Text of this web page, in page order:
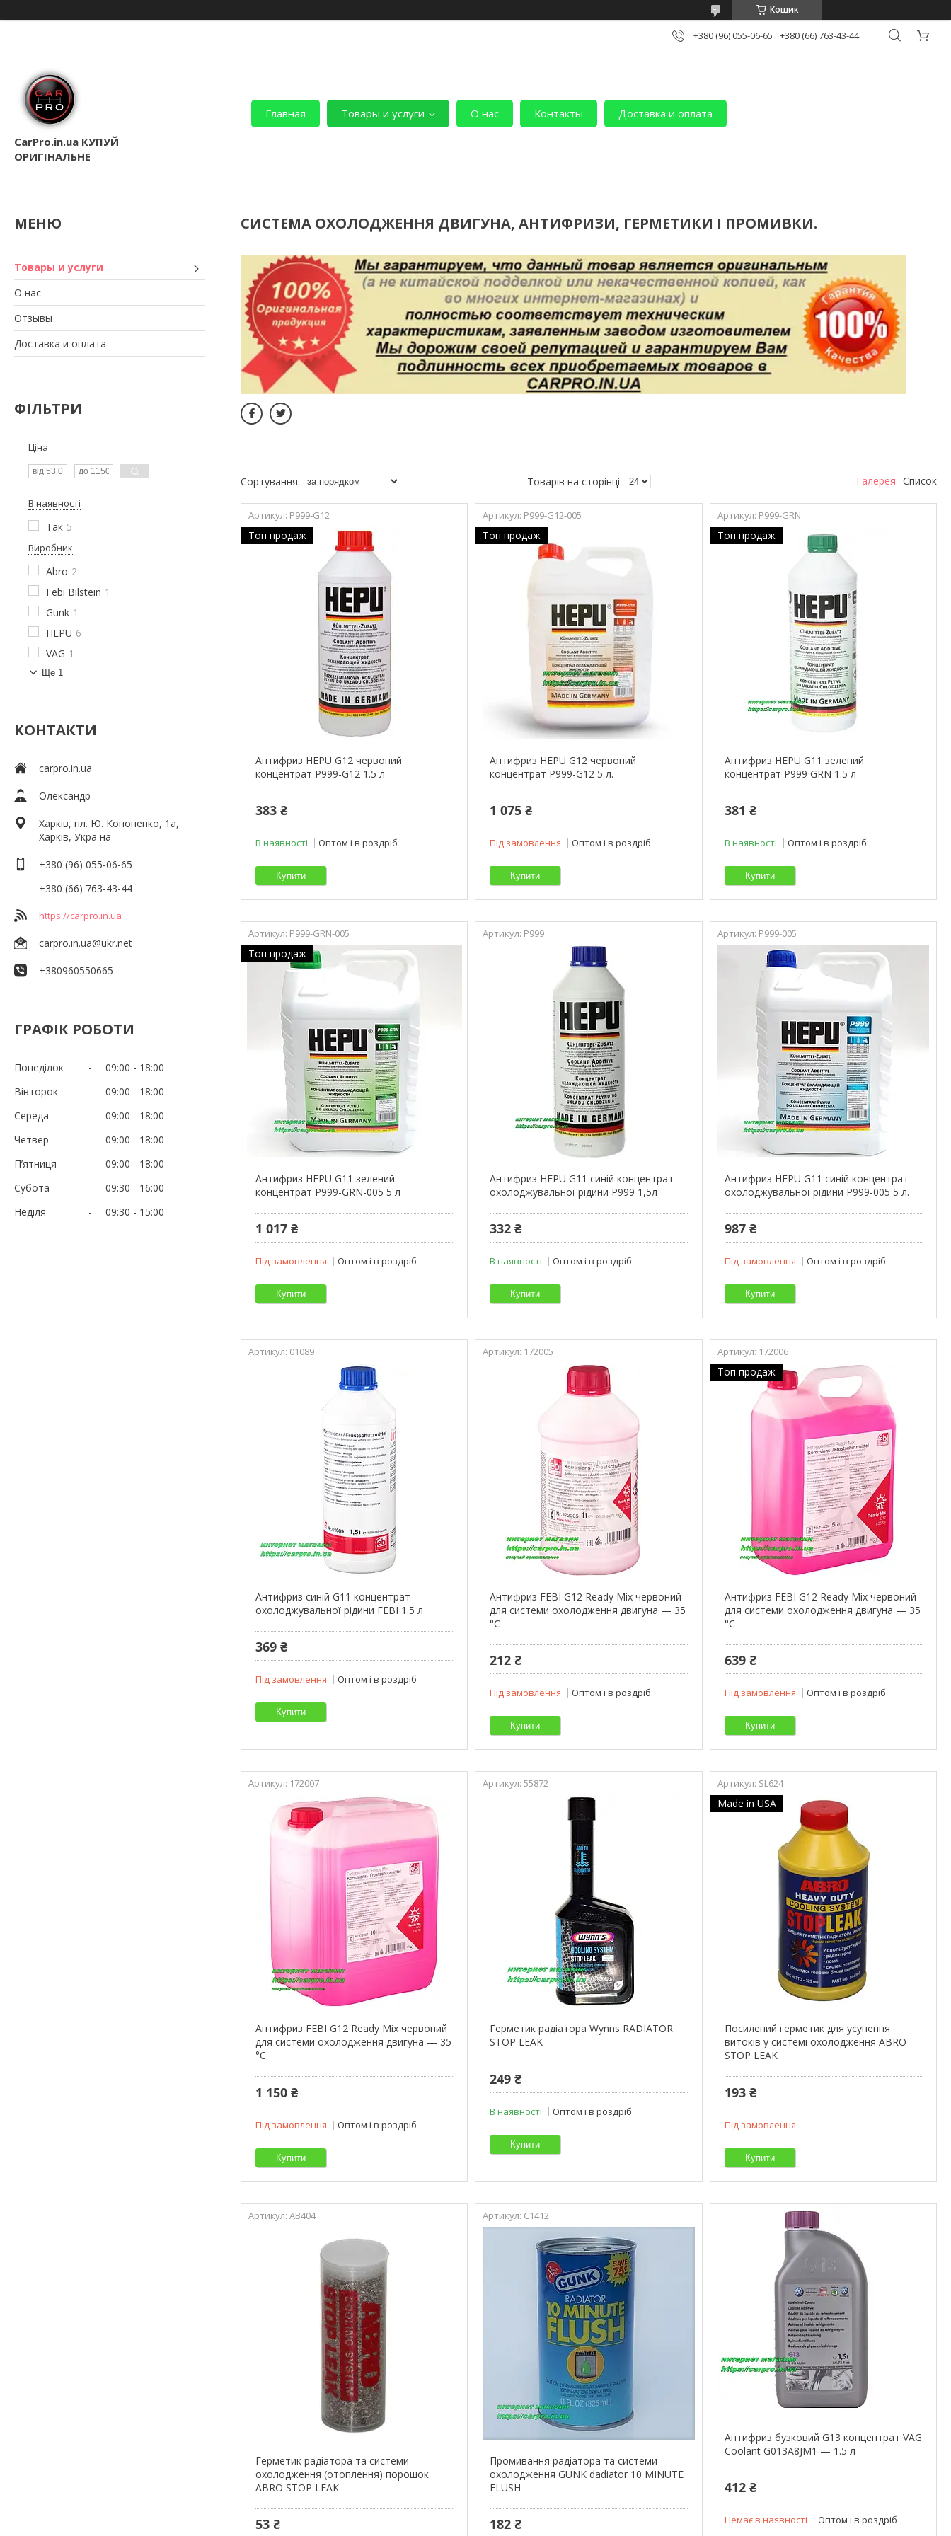
Кошик
+380 (96) 055-06-65 +380 (66) 763-43-44
CarPro.in.ua КУПУЙ
ОРИГІНАЛЬНЕ
Главная Товары и услуги О нас Контакты Доставка и оплата
Товары и услуги
О нас
Отзывы
Доставка и оплата
ФІЛЬТРИ
Ціна
В наявності
Так 5
Виробник
Abro 2
Febi Bilstein 1
Gunk 1
HEPU 6
VAG 1
Ще 1
КОНТАКТИ
carpro.in.ua
Олександр
Харків, пл. Ю. Кононенко, 1а,
Харків, Україна
+380 (96) 055-06-65
+380 (66) 763-43-44
https://carpro.in.ua
carpro.in.ua@ukr.net
+380960550665
ГРАФІК РОБОТИ
Понеділок 09:00
18:00
Вівторок
09:00
18:00
Середа
09:00
18:00
Четвер
09:00
18:00
Пʼятниця
09:00
18:00
Субота
09:30
16:00
Неділя
09:30 15:00
СИСТЕМА ОХОЛОДЖЕННЯ ДВИГУНА, АНТИФРИЗИ, ГЕРМЕТИКИ І ПРОМИВКИ.
Галерея Список
P999-G12
Топ продаж
Антифриз HEPU G12 червоний
концентрат P999-G12 1.5 л
383 ₴
В наявності Оптом і в роздріб
Купити
P999-G12-005
Топ продаж
Антифриз HEPU G12 червоний
концентрат P999-G12 5 л.
1 075 ₴
Під замовлення Оптом і в роздріб
Купити
P999-GRN
Топ продаж
Антифриз HEPU G11 зелений
концентрат P999 GRN 1.5 л
381 ₴
В наявності Оптом і в роздріб
Купити
P999-GRN-005
Топ продаж
Антифриз HEPU G11 зелений
концентрат P999-GRN-005 5 л
1 017 ₴
Під замовлення Оптом і в роздріб
Купити
P999
Антифриз HEPU G11 синій концентрат
охолоджувальної рідини P999 1,5л
332 ₴
В наявності Оптом і в роздріб
Купити
P999-005
Антифриз HEPU G11 синій концентрат
охолоджувальної рідини P999-005 5 л.
987 ₴
Під замовлення Оптом і в роздріб
Купити
01089
Антифриз синій G11 концентрат
охолоджувальної рідини FEBI 1.5 л
369 ₴
Під замовлення Оптом і в роздріб
Купити
172005
Антифриз FEBI G12 Ready Mix червоний
для системи охолодження двигуна — 35
°C
212 ₴
Під замовлення Оптом і в роздріб
Купити
172006
Топ продаж
Антифриз FEBI G12 Ready Mix червоний
для системи охолодження двигуна — 35
°C
639 ₴
Під замовлення Оптом і в роздріб
Купити
172007
Антифриз FEBI G12 Ready Mix червоний
для системи охолодження двигуна — 35
°C
1 150 ₴
Під замовлення Оптом і в роздріб
Купити
55872
Герметик радіатора Wynns RADIATOR
STOP LEAK
249 ₴
В наявності Оптом і в роздріб
Купити
SL624
Made in USA
Посилений герметик для усунення
витоків у системі охолодження ABRO
STOP LEAK
193 ₴
Під замовлення
Купити
AB404
Герметик радіатора та системи
охолодження (отоплення) порошок
ABRO STOP LEAK
53 ₴
C1412
Промивання радіатора та системи
охолодження GUNK dadiator 10 MINUTE
FLUSH
182 ₴
Антифриз бузковий G13 концентрат VAG
Coolant G013A8JM1 — 1.5 л
412 ₴
Немає в наявності Оптом і в роздріб